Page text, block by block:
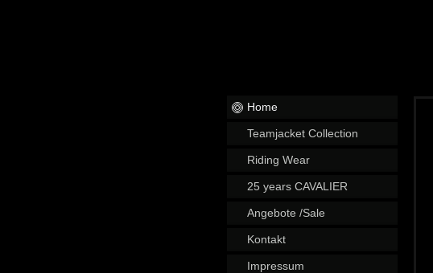
Home
Teamjacket Collection
Riding Wear
25 years CAVALIER
Angebote /Sale
Kontakt
Impressum